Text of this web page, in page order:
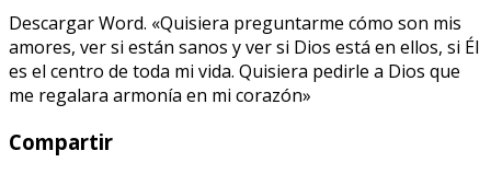
Descargar Word. «Quisiera preguntarme cómo son mis
amores, ver si están sanos y ver si Dios está en ellos, si Él
es el centro de toda mi vida. Quisiera pedirle a Dios que
me regalara armonía en mi corazón»
Compartir